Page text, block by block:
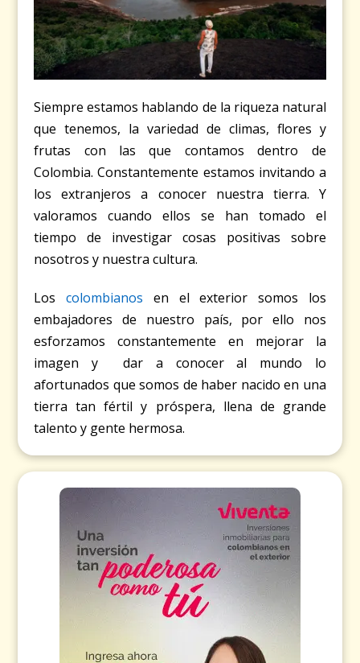
Siempre estamos hablando de la riqueza natural
que tenemos, la variedad de climas, flores y
frutas con las que contamos dentro de
Colombia. Constantemente estamos invitando a
los extranjeros a conocer nuestra tierra. Y
valoramos cuando ellos se han tomado el
tiempo de investigar cosas positivas sobre
nosotros y nuestra cultura.
Loscolombianos en el exterior somos los
embajadores de nuestro país, por ello nos
esforzamos constantemente en mejorar la
imagen y dar a conocer al mundo lo
afortunados que somos de haber nacido en una
tierra tan fértil y próspera, llena de grande
talento y gente hermosa.